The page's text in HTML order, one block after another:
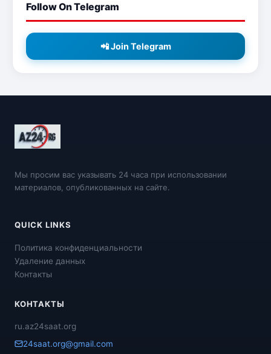
Follow On Telegram
📲 Join Telegram
Мы просим вас указывать 24 часа при использовании
материалов, опубликованных на сайте.
QUICK LINKS
Политика конфиденциальности
Удаление данных
Контакты
КОНТАКТЫ
ru.az24saat.org
24saat.org@gmail.com